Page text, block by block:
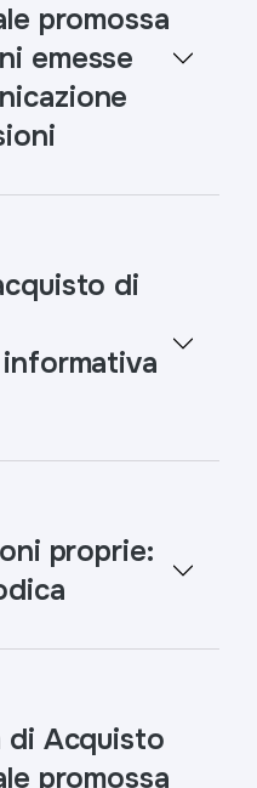
promossa
emesse
di
proprie:
di Acquisto
promossa